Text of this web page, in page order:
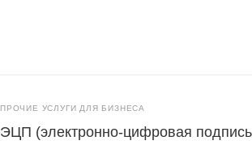
ПРОЧИЕ УСЛУГИ ДЛЯ БИЗНЕСА
ЭЦП (электронно-цифровая